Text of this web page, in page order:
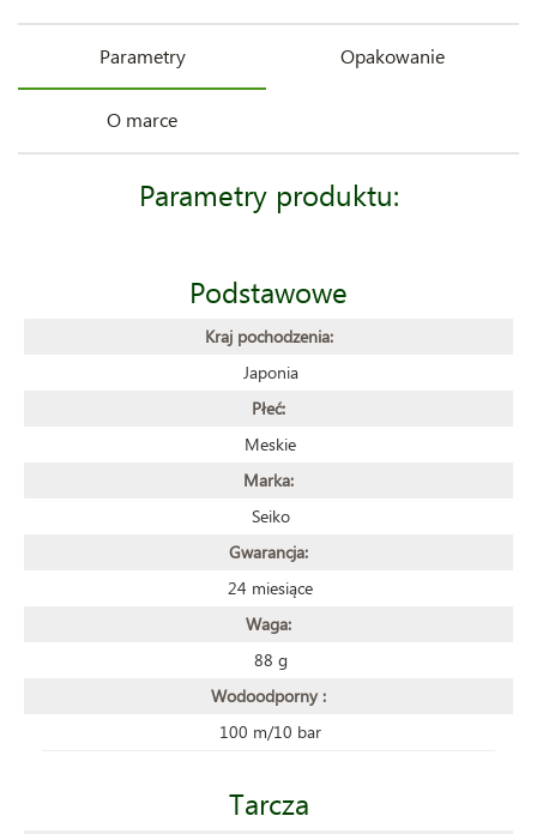
Parametry Opakowanie
O marce
Parametry produktu:
Podstawowe
Kraj pochodzenia:
Japonia
Płeć:
Meskie
Marka:
Seiko
Gwarancja:
24 miesiące
Waga:
88 g
Wodoodporny :
100 m/10 bar
Tarcza